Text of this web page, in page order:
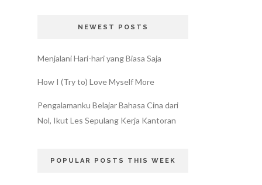
NEWEST POSTS
Menjalani Hari-hari yang Biasa Saja
How I (Try to) Love Myself More
Pengalamanku Belajar Bahasa Cina dari
Nol, Ikut Les Sepulang Kerja Kantoran
POPULAR POSTS THIS WEEK